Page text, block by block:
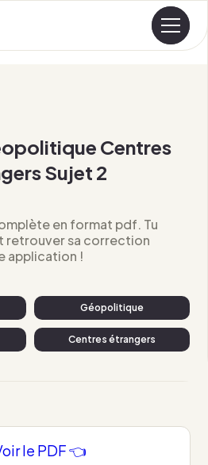
Centres
Sujet 2
en format pdf. Tu
retrouver sa correction
application !
Géopolitique
Centres étrangers
le PDF 👈